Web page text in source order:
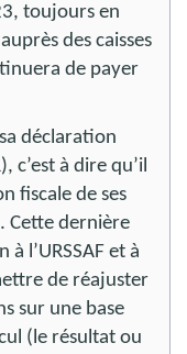
toujours en
des caisses
de payer
déclaration
c’est à dire qu’il
fiscale de ses
Cette dernière
l’URSSAF et à
de réajuster
sur une base
(le résultat ou